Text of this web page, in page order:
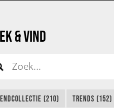
& VIND
(210) TRENDS (152)